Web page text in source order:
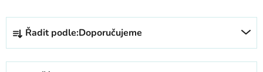
Ř
z
Řadit podle:Doporučujeme